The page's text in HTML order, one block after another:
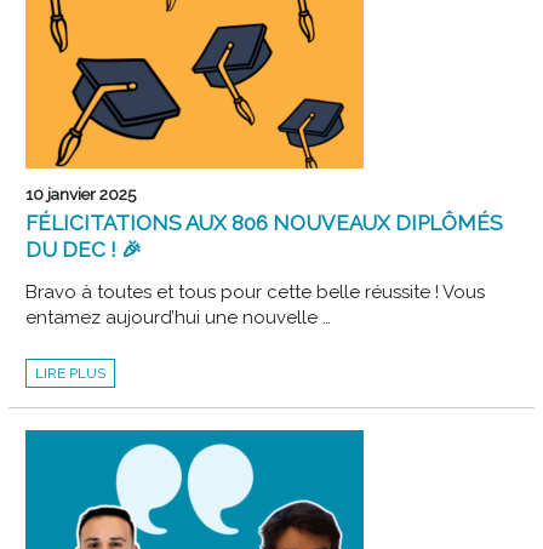
10 janvier 2025
FÉLICITATIONS AUX 806 NOUVEAUX DIPLÔMÉS
DU DEC ! 🎉
Bravo à toutes et tous pour cette belle réussite ! Vous
entamez aujourd’hui une nouvelle …
FÉLICITATIONS
AUX
NOUVEAUX
LIRE PLUS